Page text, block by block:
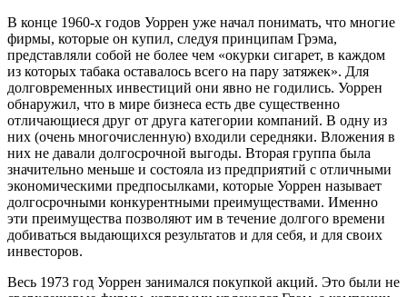
В конце 1960-х годов Уоррен уже начал понимать, что многие
фирмы, которые он купил, следуя принципам Грэма,
представляли собой не более чем «окурки сигарет, в каждом
из которых табака оставалось всего на пару затяжек». Для
долговременных инвестиций они явно не годились. Уоррен
обнаружил, что в мире бизнеса есть две существенно
отличающиеся друг от друга категории компаний. В одну из
них (очень многочисленную) входили середняки. Вложения в
них не давали долгосрочной выгоды. Вторая группа была
значительно меньше и состояла из предприятий с отличными
экономическими предпосылками, которые Уоррен называет
долгосрочными конкурентными преимуществами. Именно
эти преимущества позволяют им в течение долгого времени
добиваться выдающихся результатов и для себя, и для своих
инвесторов.
Весь 1973 год Уоррен занимался покупкой акций. Это были не